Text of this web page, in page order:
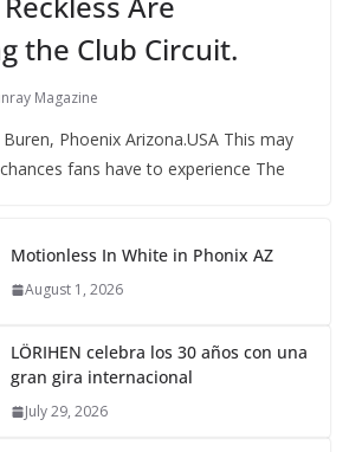
the Club Circuit.
Magazine
Phoenix Arizona.USA This may
fans have to experience The
Motionless In White in Phonix AZ
August 1, 2026
LÖRIHEN celebra los 30 años con una
gran gira internacional
July 29, 2026